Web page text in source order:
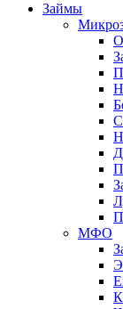
Займы
МФО